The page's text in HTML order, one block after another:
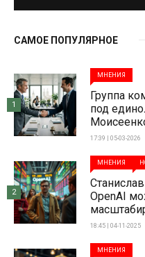
САМОЕ ПОПУЛЯРНОЕ
МНЕНИЯ
Группа
под
17:39 | 05-03-2026
1
МНЕНИЯ
OpenAI
18:45 | 04-11-2025
2
МНЕНИЯ